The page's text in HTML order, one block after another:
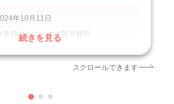
年10月11日
美容クリニック大阪京橋院
8fYZqhMQfm7TC72B9
続きを見る
スクロールできます